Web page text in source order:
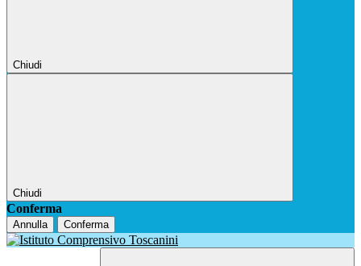
Chiudi
Chiudi
Conferma
Annulla Conferma